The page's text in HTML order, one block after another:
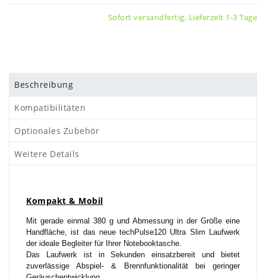
Sofort versandfertig, Lieferzeit 1-3 Tage
Beschreibung
Kompatibilitäten
Optionales Zubehör
Weitere Details
Kompakt & Mobil
Mit gerade einmal 380 g und Abmessung in der Größe eine
Handfläche, ist das neue techPulse120 Ultra Slim Laufwerk
der ideale Begleiter für Ihrer Notebooktasche.
Das Laufwerk ist in Sekunden einsatzbereit und bietet
zuverlässige Abspiel- & Brennfunktionalität bei geringer